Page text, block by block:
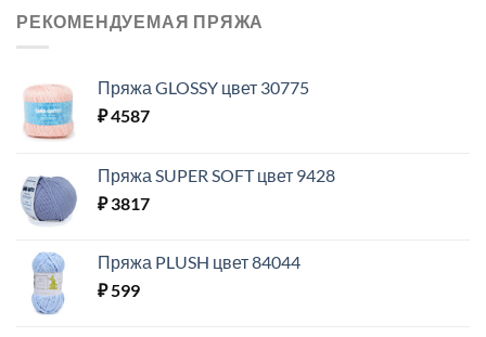
РЕКОМЕНДУЕМАЯ ПРЯЖА
Пряжа GLOSSY цвет 30775
₽4587
Пряжа SUPER SOFT цвет 9428
₽3817
Пряжа PLUSH цвет 84044
₽599